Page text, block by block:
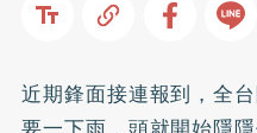
近期鋒面接連報到，全